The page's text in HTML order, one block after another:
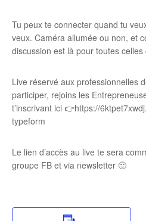
Tu peux te connecter quand tu
veux. Caméra allumée ou non, et
discussion est là pour toutes
Live réservé aux professionnelles
participer, rejoins les
t’inscrivant ici 👉https://
typeform
Le lien d’accès au live te sera
groupe FB et via newsletter 🙂